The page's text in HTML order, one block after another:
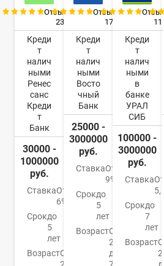
Отзывы:
23
Креди
т
налич
ными
Ренес
санс
Креди
т
Банк
30000 -
1000000
руб.
СтавкаОт
6%
Срокдо
5
лет
ВозрастОт
Отзывы:
17
Креди
т
налич
ными
Восто
чный
Банк
25000 -
3000000
руб.
СтавкаОт
9%
Срокдо
5
лет
ВозрастОт
21
до
11
Креди
т
налич
ными
в
банке
УРАЛ
СИБ
100000 -
3000000
руб.
СтавкаОт
Срокдо
7
лет
ВозрастОт
23